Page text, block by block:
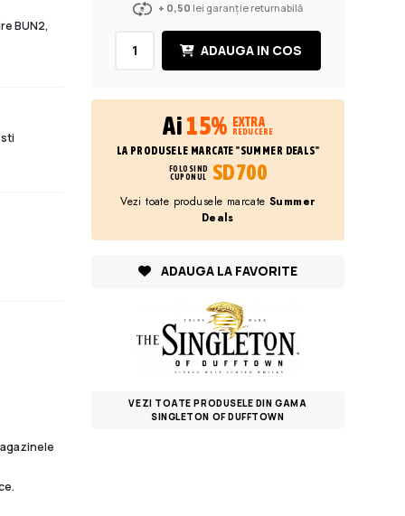
BUN2,
+ 0,50 lei garanție returnabilă
ADAUGA IN COS
Ai15% EXTRA
REDUCERE
LA PRODUSELE MARCATE "SUMMER DEALS"
FOLOSIND
CUPONUL
SD700
Vezi toate produsele marcateSummer
Deals
ADAUGA LA FAVORITE
VEZI TOATE PRODUSELE DIN GAMA
SINGLETON OF DUFFTOWN